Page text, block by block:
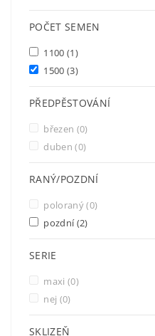
POČET SEMEN
1100 (1)
1500 (3)
PŘEDPĚSTOVÁNÍ
březen (0)
duben(0)
RANÝ/POZDNÍ
poloraný(0)
pozdní(2)
SERIE
maxi (0)
nej (0)
SKLIZEŇ